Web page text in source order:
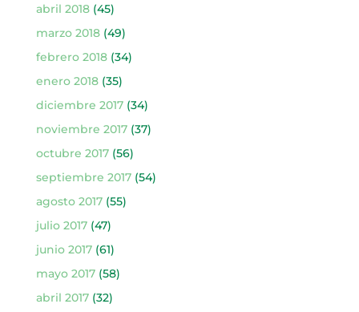
abril 2018(45)
marzo 2018(49)
febrero 2018(34)
enero 2018(35)
diciembre 2017(34)
noviembre 2017(37)
octubre 2017(56)
septiembre 2017(54)
agosto 2017(55)
julio 2017(47)
junio 2017(61)
mayo 2017(58)
abril 2017(32)